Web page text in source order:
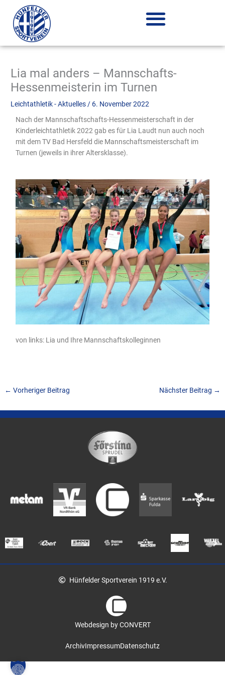
Inhalt
springen
Lia mal anders – Mannschafts-
Hessenmeisterin im Turnen
Leichtathletik - Aktuelles / 6. November 2022
Nach der Mannschaftschafts-Hessenmeisterschaft in der
Kinderleichtathletik 2022 gab es für Lia Laudt nun auch noch
mit dem TV Bad Hersfeld die Mannschaftsmeisterschaft im
Turnen (jeweils in ihrer Altersklasse).
von links: Lia und Ihre Mannschaftskolleginnen
← Vorheriger Beitrag Nächster Beitrag →
Hünfelder Sportverein 1919 e.V.
Webdesign by CONVERT
ArchivImpressumDatenschutz